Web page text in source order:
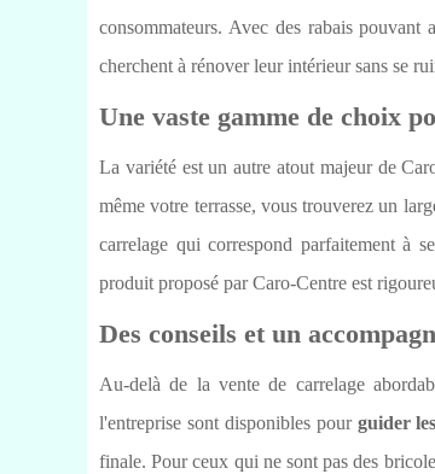
consommateurs. Avec des rabais
cherchent à rénover leur intérieur sans se
Une vaste gamme de choix
La variété est un autre atout majeur de
même votre terrasse, vous trouverez un
carrelage qui correspond parfaitement à
produit proposé par Caro-Centre est
Des conseils et un
Au-delà de la vente de carrelage
l'entreprise sont disponibles pour guider
finale. Pour ceux qui ne sont pas des